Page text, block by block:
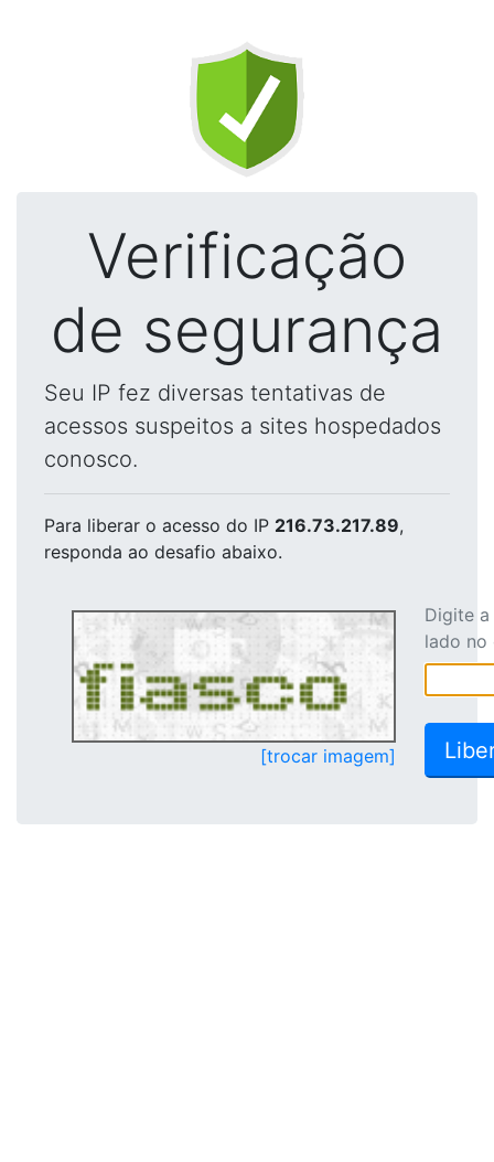
Verificação
de segurança
Seu IP fez diversas tentativas de
acessos suspeitos a sites hospedados
conosco.
Para liberar o acesso do IP 216.73.217.89,
responda ao desafio abaixo.
[trocar imagem]
Digite
lado no